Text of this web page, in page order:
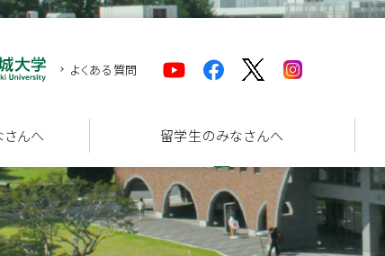
よくある質問
んへ 留学生のみなさんへ